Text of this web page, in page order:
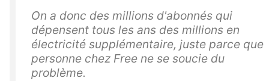
On a donc des millions d'abonnés qui
dépensent tous les ans des millions en
électricité supplémentaire, juste parce que
personne chez Free ne se soucie du
problème.